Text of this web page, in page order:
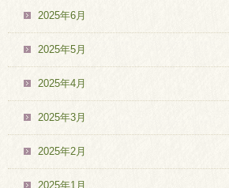
2025年6月
2025年5月
2025年4月
2025年3月
2025年2月
2025年1月